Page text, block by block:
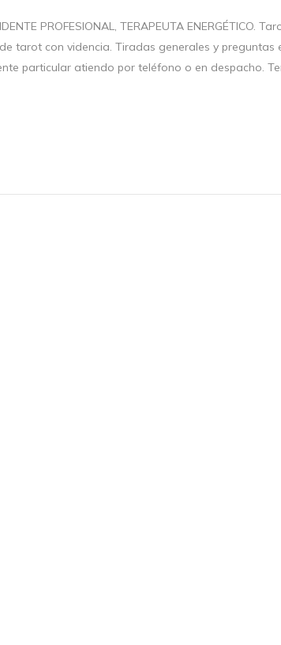
PROFESIONAL, TERAPEUTA ENERGÉTICO.
tarot con videncia. Tiradas generales y
particular atiendo por teléfono o en despacho.